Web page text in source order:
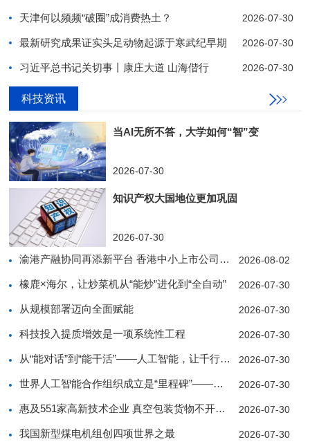
1 2 3 4 5 6 7 8 9 10
天津何以频频“破圈”成消费热土？ 2026-07-30
最新研究成果证实头足动物起源于寒武纪早期 2026-07-30
习近平总书记关切事丨康庄大道 山海偕行 2026-07-30
科技资讯
当AI无所不答，大学如何“智”变
2026-07-30
知识产权大国地位更加巩固
2026-07-30
渝港产融协同再添新平台 香港中小上市公司协会西南 2026-08-02
橡鹿×海尔，让炒菜机从“能炒”进化到“全自动” 2026-07-30
从规模部署迈向全面赋能 2026-07-30
科技投入提质增效是一项系统性工程 2026-07-30
从“能对话”到“能干活”——人工智能，让千行百业 2026-07-30
世界人工智能合作组织成立是“里程碑”——访中亚人 2026-07-30
惠及551家高新技术企业 真空包装货物不开箱也能 2026-07-30
我国新型煤电机组创四项世界之最 2026-07-30